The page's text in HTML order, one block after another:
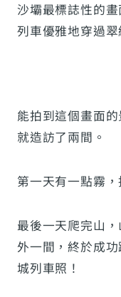
沙壩最標誌性的
列車優雅地穿過翠
能拍到這個畫面
就造訪了兩間。
第一天有一點霧
最後一天爬完山
外一間，終於成
城列車照！